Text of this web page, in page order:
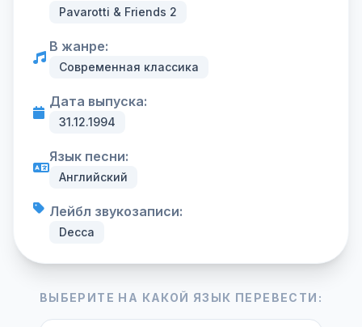
Pavarotti & Friends 2
В жанре:
Современная классика
Дата выпуска:
31.12.1994
Язык песни:
Английский
Лейбл звукозаписи:
Decca
ВЫБЕРИТЕ НА КАКОЙ ЯЗЫК ПЕРЕВЕСТИ: